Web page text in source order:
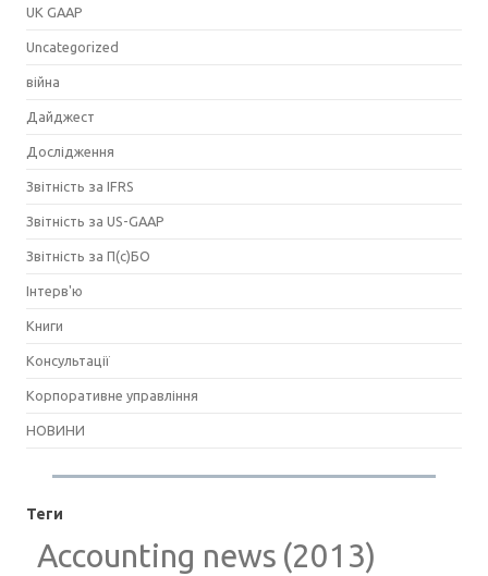
UK GAAP
Uncategorized
війна
Дайджест
Дослідження
Звітність за IFRS
Звітність за US-GAAP
Звітність за П(с)БО
Інтерв'ю
Книги
Консультації
Корпоративне управління
НОВИНИ
Теги
Accounting news (2013)